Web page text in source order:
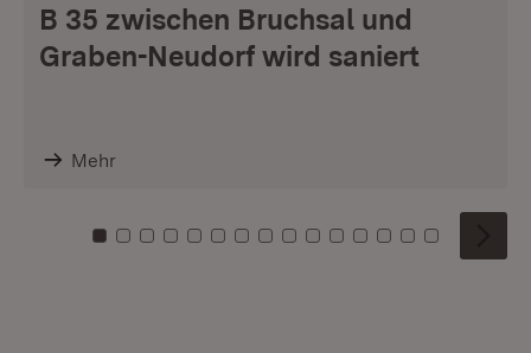
B 35 zwischen Bruchsal und
Graben-Neudorf wird saniert
Mehr
Zu Kachel: 0
Zu Kachel: 1
Zu Kachel: 2
Zu Kachel: 3
Zu Kachel: 4
Zu Kachel: 5
Zu Kachel: 6
Zu Kachel: 7
Zu Kachel: 8
Zu Kachel: 9
Zu Kachel: 10
Zu Kachel: 11
Zu Kachel: 12
Zu Kachel:
Zu